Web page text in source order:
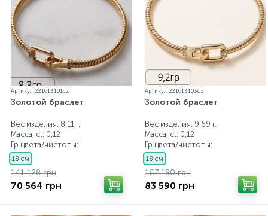
Артикул: 221613101cz
Золотой браслет
Вес изделия: 8,11 г.
Масса, ct: 0,12
Гр.цвета/чистоты:
18 см
141 128 грн
70 564 грн
Артикул: 221613103cz
Золотой браслет
Вес изделия: 9,69 г.
Масса, ct: 0,12
Гр.цвета/чистоты:
18 см
167 180 грн
83 590 грн